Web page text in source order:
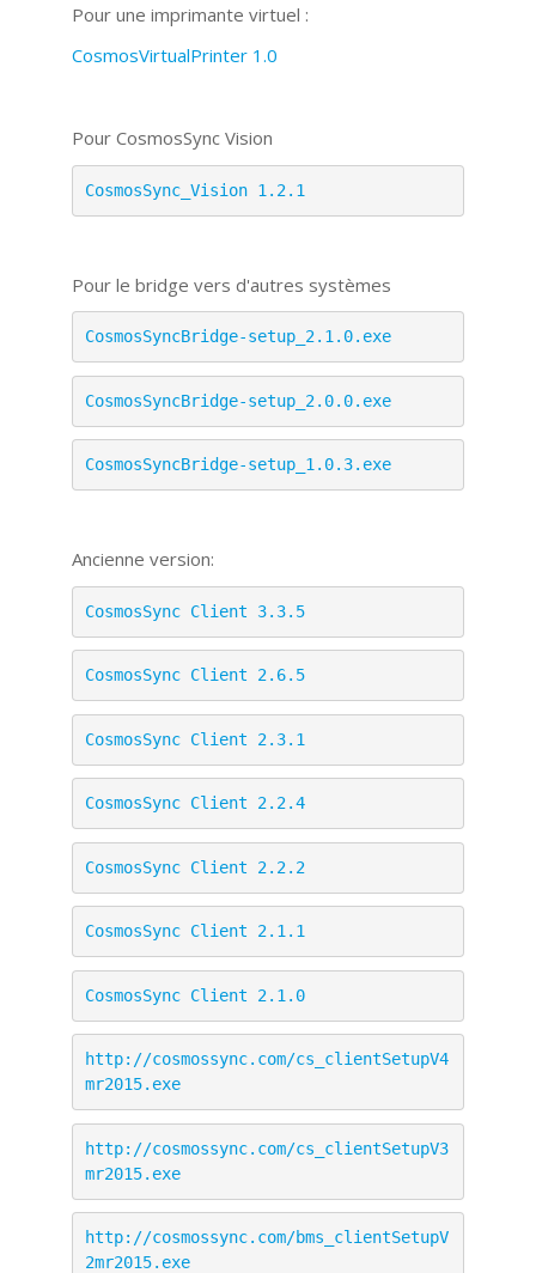
Pour une imprimante virtuel :
CosmosVirtualPrinter 1.0
Pour CosmosSync Vision
CosmosSync_Vision 1.2.1
Pour le bridge vers d'autres systèmes
CosmosSyncBridge-setup_2.1.0.exe
CosmosSyncBridge-setup_2.0.0.exe
CosmosSyncBridge-setup_1.0.3.exe
Ancienne version:
CosmosSync Client 3.3.5
CosmosSync Client 2.6.5
CosmosSync Client 2.3.1
CosmosSync Client 2.2.4
CosmosSync Client 2.2.2
CosmosSync Client 2.1.1
CosmosSync Client 2.1.0
http://cosmossync.com/cs_clientSetupV4
mr2015.exe
http://cosmossync.com/cs_clientSetupV3
mr2015.exe
http://cosmossync.com/bms_clientSetupV
2mr2015.exe